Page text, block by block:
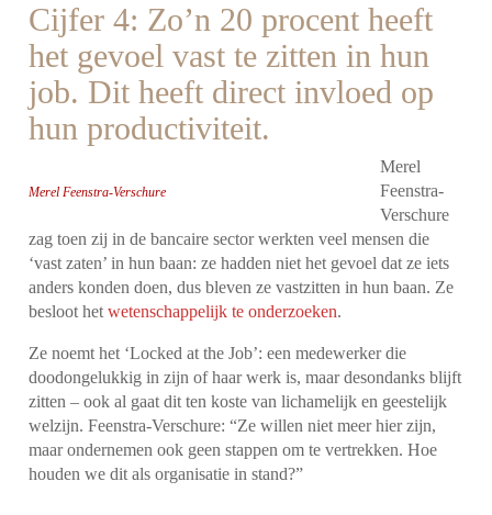
Cijfer 4: Zo’n 20 procent heeft
het gevoel vast te zitten in hun
job. Dit heeft direct invloed op
hun productiviteit.
Merel Feenstra-Verschure
Merel
Feenstra-
Verschure
zag toen zij in de bancaire sector werkten veel mensen die
‘vast zaten’ in hun baan: ze hadden niet het gevoel dat ze iets
anders konden doen, dus bleven ze vastzitten in hun baan. Ze
besloot hetwetenschappelijk te onderzoeken.
Ze noemt het ‘Locked at the Job’: een medewerker die
doodongelukkig in zijn of haar werk is, maar desondanks blijft
zitten – ook al gaat dit ten koste van lichamelijk en geestelijk
welzijn. Feenstra-Verschure: “Ze willen niet meer hier zijn,
maar ondernemen ook geen stappen om te vertrekken. Hoe
houden we dit als organisatie in stand?”